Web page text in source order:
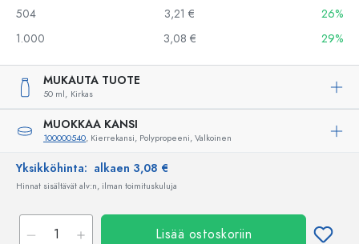
504
3,21 €
26%
1.000
3,08 € 29%
MUKAUTA TUOTE
50 ml, Kirkas
MUOKKAA KANSI
100000540, Kierrekansi, Polypropeeni, Valkoinen
Yksikköhinta: alkaen 3,08 €
Hinnat sisältävät alv:n, ilman toimituskuluja
Lisää ostoskoriin